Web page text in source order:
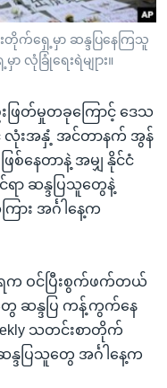
တိုက်ရှေ့မှာ ဆန္ဒပြနေကြသူ
လုံခြုံရေးရဲမျုား။
ြတ်မှုတခုကြောင့် ဒေသ
လုံးအနှံ့ အင်တာနက် အွန်
စ်နေတာနဲ့ အမျှ နိုင်ငံ
ာ ဆန္ဒပြသူတွေနဲ့
း အင်္ဂါနေ့က
ရက ဝင်ပြီးစွက်ဖက်တယ်
ဆန္ဒပြ ကန့်ကွက်နေ
သတင်းစာတိုက်
န္ဒပြသူတွေ အင်္ဂါနေ့က